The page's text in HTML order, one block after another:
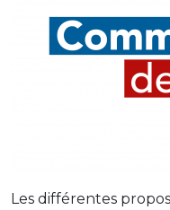
Les différentes